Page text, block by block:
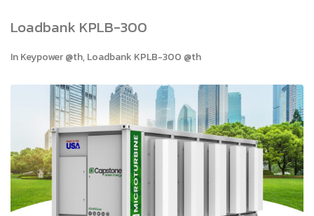
Loadbank KPLB-300
InKeypower @th,Loadbank KPLB-300 @th